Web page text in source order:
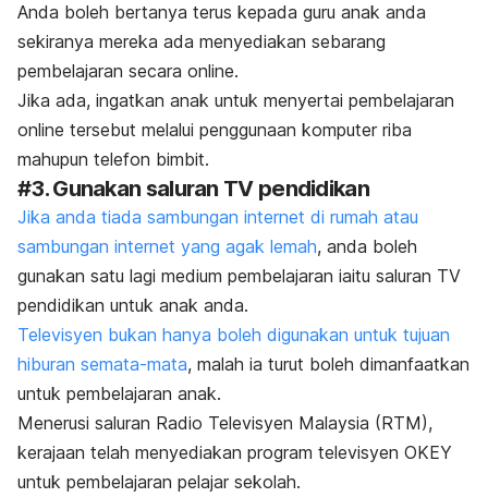
Anda boleh bertanya terus kepada guru anak anda
sekiranya mereka ada menyediakan sebarang
pembelajaran secara online.
Jika ada, ingatkan anak untuk menyertai pembelajaran
online tersebut melalui penggunaan komputer riba
mahupun telefon bimbit.
#3. Gunakan saluran TV pendidikan
Jika anda tiada sambungan internet di rumah atau
sambungan internet yang agak lemah, anda boleh
gunakan satu lagi medium pembelajaran iaitu saluran TV
pendidikan untuk anak anda.
Televisyen bukan hanya boleh digunakan untuk tujuan
hiburan semata-mata, malah ia turut boleh dimanfaatkan
untuk pembelajaran anak.
Menerusi saluran Radio Televisyen Malaysia (RTM),
kerajaan telah menyediakan program televisyen OKEY
untuk pembelajaran pelajar sekolah.